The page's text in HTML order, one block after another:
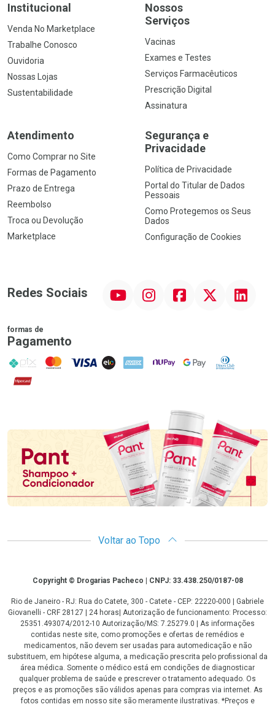
Institucional
Venda No Marketplace
Trabalhe Conosco
Ouvidoria
Nossas Lojas
Sustentabilidade
Nossos
Serviços
Vacinas
Exames e Testes
Serviços Farmacêuticos
Prescrição Digital
Assinatura
Atendimento
Como Comprar no Site
Formas de Pagamento
Prazo de Entrega
Reembolso
Troca ou Devolução
Marketplace
Segurança e
Privacidade
Política de Privacidade
Portal do Titular de Dados
Pessoais
Como Protegemos os Seus
Dados
Configuração de Cookies
Redes Sociais InstagramFacebook Linkedin
formas de
Pagamento
PIX MasterCard
VISA ELO AMEX NuPay Google PayDiners Club
Hipercard
Promoção em Destaque
Voltar ao Topo
CopyrightCopyright © Drogarias Pacheco | CNPJ: 33.438.250/0187-08
Rio de Janeiro - RJ: Rua do Catete, 300 - Catete - CEP: 22220-000 | Gabriele
Giovanelli - CRF 28127 | 24 horas| Autorização de funcionamento: Processo:
25351.493074/2012-10 Autorização/MS: 7.25279.0 | As informações
contidas neste site, como promoções e ofertas de remédios e
medicamentos, não devem ser usadas para automedicação e não
substituem, em hipótese alguma, a medicação prescrita pelo profissional da
área médica. Somente o médico está em condições de diagnosticar
qualquer problema de saúde e prescrever o tratamento adequado. Os
preços e as promoções são válidos apenas para compras via internet. As
fotos contidas em nosso site são meramente ilustrativas. *Preços e